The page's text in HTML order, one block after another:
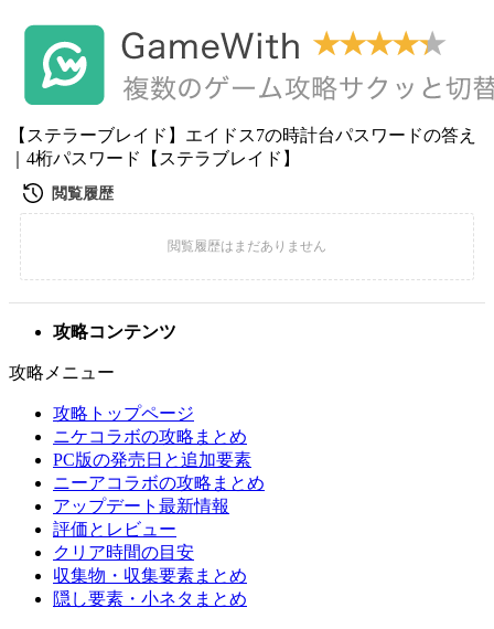
【ステラーブレイド】エイドス7の時計台パスワードの答え
｜4桁パスワード【ステラブレイド】
攻略コンテンツ
攻略メニュー
攻略トップページ
ニケコラボの攻略まとめ
PC版の発売日と追加要素
ニーアコラボの攻略まとめ
アップデート最新情報
評価とレビュー
クリア時間の目安
収集物・収集要素まとめ
隠し要素・小ネタまとめ